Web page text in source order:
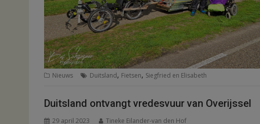
Nieuws Duitsland, Fietsen, Siegfried en Elisabeth
Duitsland ontvangt vredesvuur van Overijssel
29 april 2023 Tineke Eilander-van den Hof